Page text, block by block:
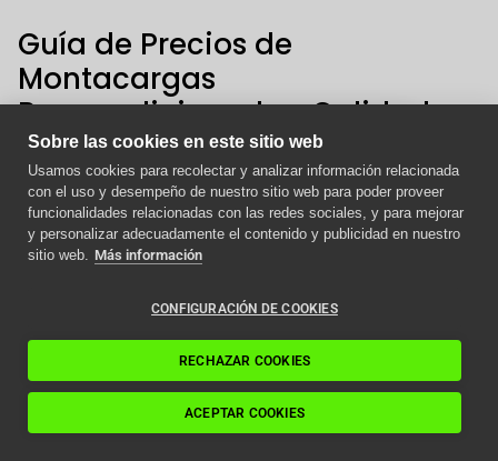
Guía de Precios de
Montacargas
Reacondicionados: Calidad a
un Costo Asequible
Cuando se trata de adquirir un montacargas,
muchos empresarios se enfrentan al dilema
entre comprar uno nuevo, usado o
en los montacargas reacondicionados y
cómo pueden representar una excelente
relación calidad-precio para tu negocio. En
Eninter, entendemos la importancia de elegir
el equipo adecuado y queremos ayudarte a
Sobre las cookies en este sitio web
Usamos cookies para recolectar y analizar información relacionada
con el uso y desempeño de nuestro sitio web para poder proveer
funcionalidades relacionadas con las redes sociales, y para mejorar
y personalizar adecuadamente el contenido y publicidad en nuestro
sitio web. Más información
CONFIGURACIÓN DE COOKIES
RECHAZAR COOKIES
ACEPTAR COOKIES
Aviso importante
Como afecta la nueva
ascensores en 2024
Leer artículo